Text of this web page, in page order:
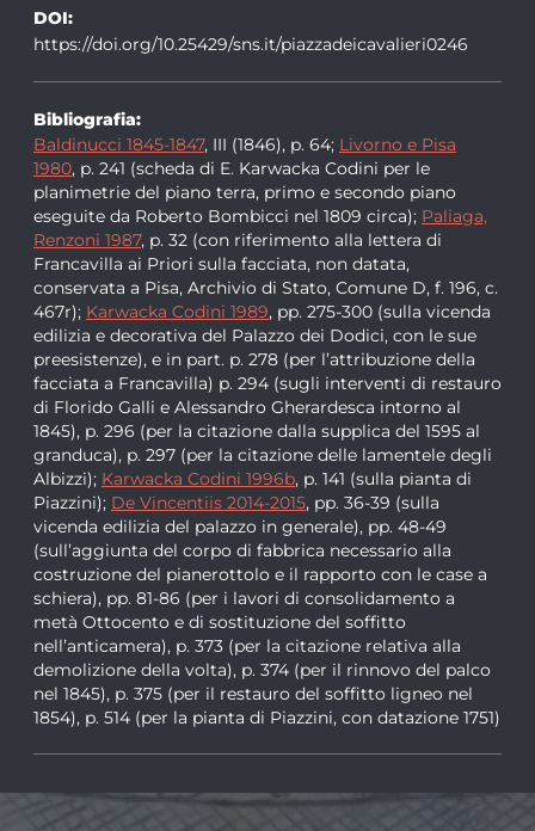
DOI:
https://doi.org/10.25429/sns.it/piazzadeicavalieri0246
Bibliografia:
Baldinucci 1845-1847, III (1846), p. 64; Livorno e Pisa
1980, p. 241 (scheda di E. Karwacka Codini per le
planimetrie del piano terra, primo e secondo piano
eseguite da Roberto Bombicci nel 1809 circa); Paliaga,
Renzoni 1987, p. 32 (con riferimento alla lettera di
Francavilla ai Priori sulla facciata, non datata,
conservata a Pisa, Archivio di Stato, Comune D, f. 196, c.
467r); Karwacka Codini 1989, pp. 275-300 (sulla vicenda
edilizia e decorativa del Palazzo dei Dodici, con le sue
preesistenze), e in part. p. 278 (per l’attribuzione della
facciata a Francavilla) p. 294 (sugli interventi di restauro
di Florido Galli e Alessandro Gherardesca intorno al
1845), p. 296 (per la citazione dalla supplica del 1595 al
granduca), p. 297 (per la citazione delle lamentele degli
Albizzi); Karwacka Codini 1996b, p. 141 (sulla pianta di
Piazzini); De Vincentiis 2014-2015, pp. 36-39 (sulla
vicenda edilizia del palazzo in generale), pp. 48-49
(sull’aggiunta del corpo di fabbrica necessario alla
costruzione del pianerottolo e il rapporto con le case a
schiera), pp. 81-86 (per i lavori di consolidamento a
metà Ottocento e di sostituzione del soffitto
nell’anticamera), p. 373 (per la citazione relativa alla
demolizione della volta), p. 374 (per il rinnovo del palco
nel 1845), p. 375 (per il restauro del soffitto ligneo nel
1854), p. 514 (per la pianta di Piazzini, con datazione 1751)